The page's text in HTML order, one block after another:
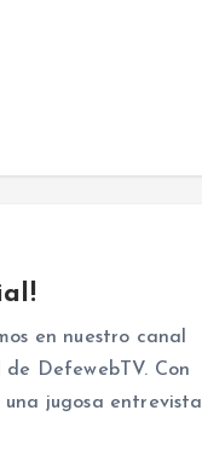
en nuestro canal
de DefewebTV. Con
jugosa entrevista